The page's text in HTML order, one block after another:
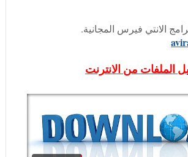
الانتي فيرس المجانية.